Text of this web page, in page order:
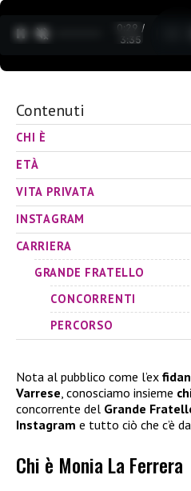
0:30 /
3:35
Contenuti
CHI È
ETÀ
VITA PRIVATA
INSTAGRAM
CARRIERA
GRANDE FRATELLO
CONCORRENTI
PERCORSO
Nota al pubblico come l’ex
Varrese , conosciamo insieme
concorrente del Grande
Instagram e tutto ciò che c’è
Chi è Monia La Ferrera